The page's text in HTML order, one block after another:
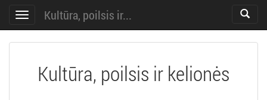
Toggle
navigation
Toggle
Kultūra, poilsis ir...
Kultūra, poilsis ir kelionės